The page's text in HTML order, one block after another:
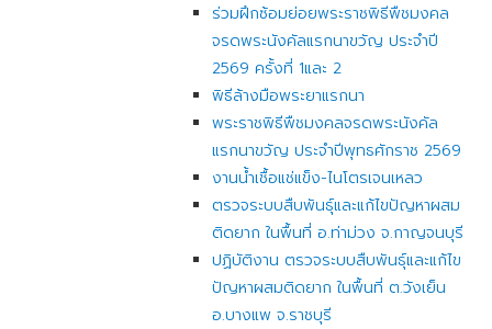
ร่วมฝึกซ้อมย่อยพระราชพิธีพืชมงคล
จรดพระนังคัลแรกนาขวัญ ประจำปี
2569 ครั้งที่ 1และ 2
พิธีล้างมือพระยาแรกนา
พระราชพิธีพืชมงคลจรดพระนังคัล
แรกนาขวัญ ประจำปีพุทธศักราช 2569
งานน้ำเชื้อแช่แข็ง-ไนโตรเจนเหลว
ตรวจระบบสืบพันธุ์และแก้ไขปัญหาผสม
ติดยาก ในพื้นที่ อ.ท่าม่วง จ.กาญจนบุรี
ปฏิบัติงาน ตรวจระบบสืบพันธุ์และแก้ไข
ปัญหาผสมติดยาก ในพื้นที่ ต.วังเย็น
อ.บางแพ จ.ราชบุรี